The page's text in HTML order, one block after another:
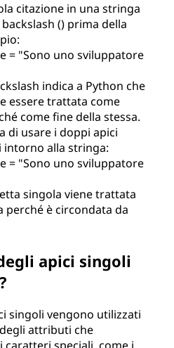
citazione in una stringa
() prima della
= "Sono uno sviluppatore
indica a Python che
essere trattata come
come fine della stessa.
di usare i doppi apici
intorno alla stringa:
= "Sono uno sviluppatore
singola viene trattata
è circondata da
apici singoli
singoli vengono utilizzati
attributi che